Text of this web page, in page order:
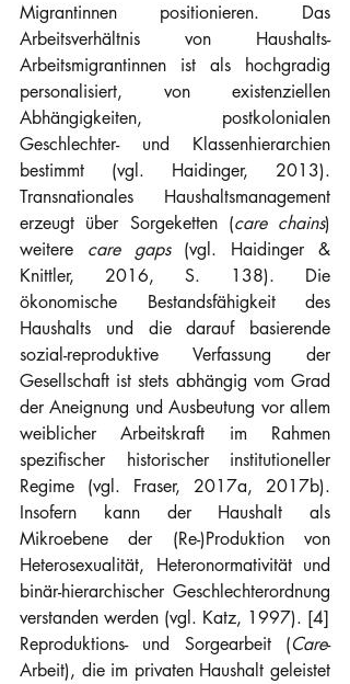
Migrantinnen positionieren. Das
Arbeitsverhältnis von Haushalts-
Arbeitsmigrantinnen ist als hochgradig
personalisiert, von existenziellen
Abhängigkeiten, postkolonialen
Geschlechter- und Klassenhierarchien
bestimmt (vgl. Haidinger, 2013).
Transnationales Haushaltsmanagement
erzeugt über Sorgeketten (care chains)
weitere care gaps (vgl. Haidinger &
Knittler, 2016, S. 138). Die
ökonomische Bestandsfähigkeit des
Haushalts und die darauf basierende
sozial-reproduktive Verfassung der
Gesellschaft ist stets abhängig vom Grad
der Aneignung und Ausbeutung vor allem
weiblicher Arbeitskraft im Rahmen
spezifischer historischer institutioneller
Regime (vgl. Fraser, 2017a, 2017b).
Insofern kann der Haushalt als
Mikroebene der (Re-)Produktion von
Heterosexualität, Heteronormativität und
binär-hierarchischer Geschlechterordnung
verstanden werden (vgl. Katz, 1997). [4]
Reproduktions- und Sorgearbeit (Care-
Arbeit), die im privaten Haushalt geleistet